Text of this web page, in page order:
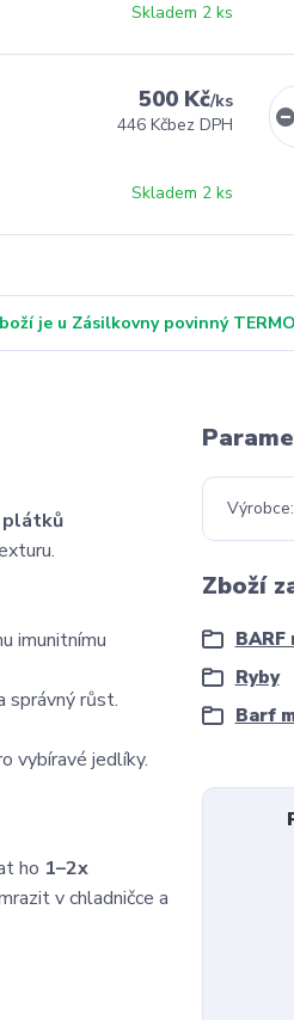
Skladem 2 ks
500 Kč/ks
446 Kčbez DPH
Skladem 2 ks
je u Zásilkovny povinný
plátků
imunitnímu
správný růst.
vybíravé jedlíky.
ho 1–2x
v chladničce a
Výrobce
Zboží
BARF
Ryby
Barf